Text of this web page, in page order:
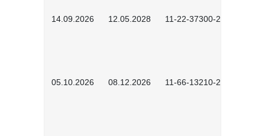
14.09.2026 12.05.2028 11-22-37300-2604
05.10.2026 08.12.2026 11-66-13210-2602